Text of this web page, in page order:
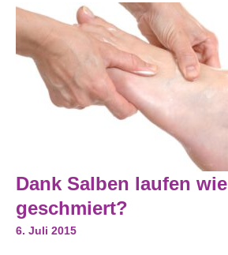
Dank Salben laufen wie
geschmiert?
6. Juli 2015
Dank
Salben
Laufen
Wie
Geschmiert?